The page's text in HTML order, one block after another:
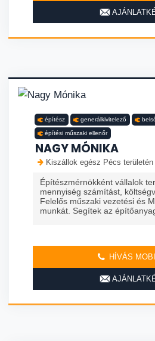
építész generálkivitelező
építési műszaki ellenőr
NAGY MÓNIKA
Kiszállok egész Pécs területén
Építészmérnökként vállalok
mennyiség számítást,
Felelős műszaki vezetési és
munkát. Segítek az
HÍVÁS